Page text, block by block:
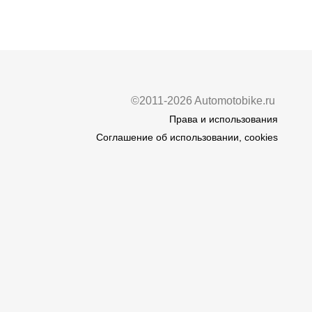
©2011-2026 Automotobike.ru
Права и использования
Соглашение об использовании, cookies